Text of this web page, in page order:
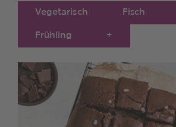
Vegetarisch Fisch
Frühling +